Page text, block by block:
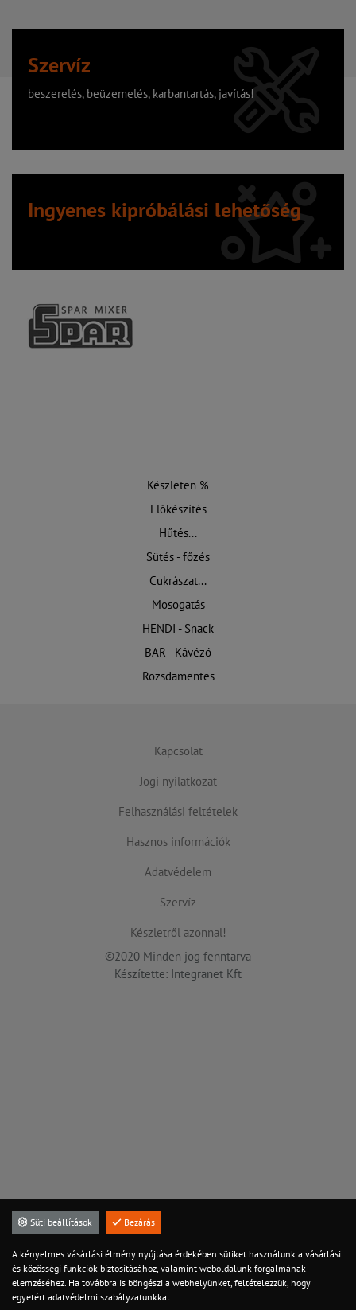
Szervíz
beszerelés, beüzemelés, karbantartás, javítás!
Ingyenes kipróbálási lehetőség
Készleten %
Előkészítés
Hűtés...
Sütés - főzés
Cukrászat...
Mosogatás
HENDI - Snack
BAR - Kávézó
Rozsdamentes
Kapcsolat
Jogi nyilatkozat
Felhasználási feltételek
Hasznos információk
Adatvédelem
Szervíz
Készletről azonnal!
©2020 Minden jog fenntarva
Készítette: Integranet Kft
Süti beállítások Bezárás
A kényelmes vásárlási élmény nyújtása érdekében sütiket használunk a vásárlási
és közösségi funkciók biztosításához, valamint weboldalunk forgalmának
elemzéséhez. Ha továbbra is böngészi a webhelyünket, feltételezzük, hogy
egyetért adatvédelmi szabályzatunkkal.